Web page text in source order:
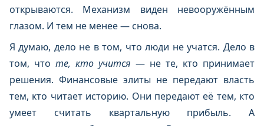
открываются. Механизм виден невооружённым
глазом. И тем не менее — снова.
Я думаю, дело не в том, что люди не учатся. Дело в
том, что те, кто учится — не те, кто принимает
решения. Финансовые элиты не передают власть
тем, кто читает историю. Они передают её тем, кто
умеет считать квартальную прибыль. А